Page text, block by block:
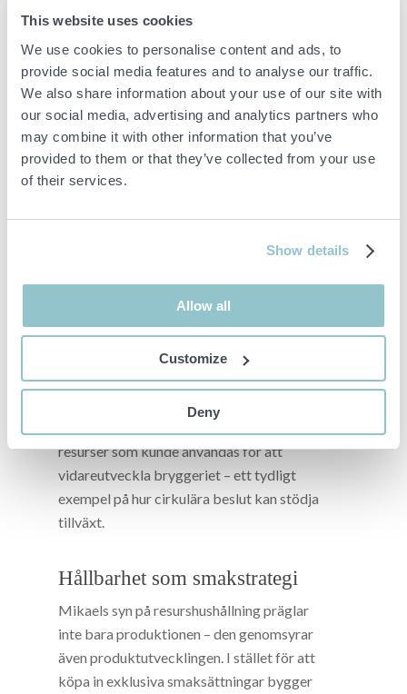
This website uses cookies
We use cookies to personalise content and ads, to
provide social media features and to analyse our traffic.
We also share information about your use of our site with
our social media, advertising and analytics partners who
may combine it with other information that you’ve
provided to them or that they’ve collected from your use
of their services.
Show details
Allow all
Customize
Deny
Strategisk avyttring: från
överskott till nytta
I stället för att låta värdefull utrustning
samla damm valde Mikael att avyttra.
Genom samarbetet med PS Auction
bryggverket på 1 000 liter och flera
mejeriprodukter. Konstruktörerna till
tankarna jobbade på Spendrups och var
vana vid stora grejer. De hade väldigt hög
kvalitet med automatiska tvättsystem,
pumpning och datorstyrning.
resurser som kunde användas för att
vidareutveckla bryggeriet – ett tydligt
exempel på hur cirkulära beslut kan stödja
tillväxt.
Hållbarhet som smakstrategi
Mikaels syn på resurshushållning präglar
inte bara produktionen – den genomsyrar
även produktutvecklingen. I stället för att
köpa in exklusiva smaksättningar bygger